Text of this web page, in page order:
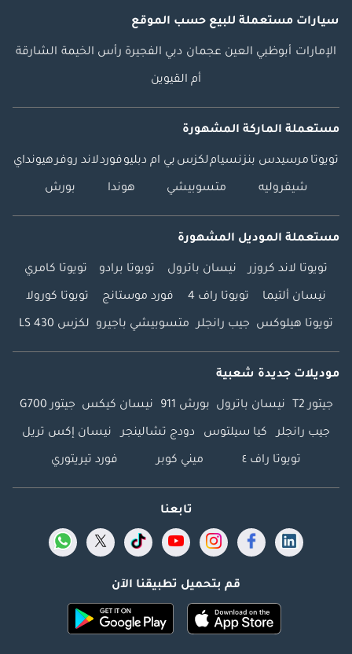
سيارات مستعملة للبيع حسب الموقع
الإمارات أبوظبي العين عجمان دبي الفجيرة رأس الخيمة الشارقة
أم القيوين
مستعملة الماركة المشهورة
تويوتا مرسيدس بنزنسياملكزس بي ام دبليوفوردلاند روفرهيونداي
شيفروليه متسوبيشي هوندا بورش
مستعملة الموديل المشهورة
تويوتا لاند كروزر نيسان باترول تويوتا برادو تويوتا كامري
نيسان ألتيما تويوتا راف 4 فورد موستانج تويوتا كورولا
تويوتا هيلوكس جيب رانجلر متسوبيشي باجيرو لكزس LS 430
موديلات جديدة شعبية
جيتور T2 نيسان باترول بورش 911 نيسان كيكس جيتور G700
جيب رانجلر كيا سيلتوس دودج تشالينجر نيسان إكس تريل
تويوتا راف ٤ ميني كوبر فورد تيريتوري
تابعنا
قم بتحميل تطبيقنا الآن